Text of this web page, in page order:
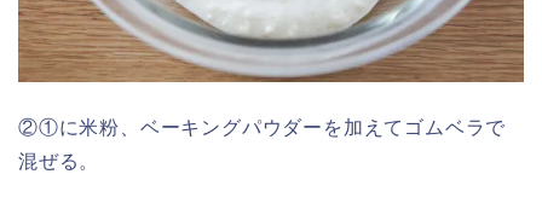
②①に米粉、ベーキングパウダーを加えてゴムベラで
混ぜる。